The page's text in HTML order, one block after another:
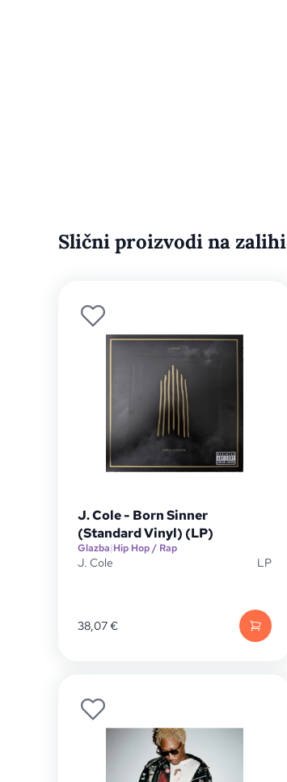
Slični proizvodi na zalihi
J. Cole - Born Sinner
(Standard Vinyl) (LP)
Glazba|Hip Hop / Rap
J. Cole LP
38,07€